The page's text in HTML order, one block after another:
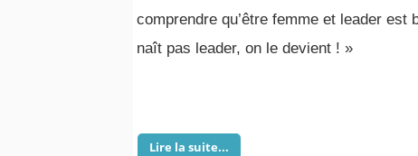
comprendre qu’être femme et leader est
naît pas leader, on le devient ! »
Lire la suite...